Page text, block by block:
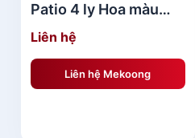
Patio 4 ly Hoa màu
hồng
Liên hệ
Liên hệ Mekoong